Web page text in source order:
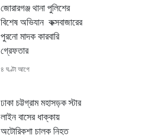
জোরারগঞ্জ থানা পুলিশের
বিশেষ অভিযান কক্সবাজারের
পুরনো মাদক কারবারি
গ্রেফতার
৪ ঘণ্টা আগে
ঢাকা চট্টগ্রাম মহাসড়ক স্টার
লাইন বাসের ধাক্কায়
অটোরিকশা চালক নিহত